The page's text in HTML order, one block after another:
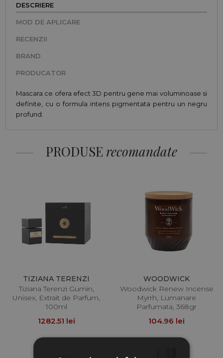
DESCRIERE
MOD DE APLICARE
RECENZII
BRAND
PRODUCATOR
Mascara ce ofera efect 3D pentru gene mai voluminoase si
definite, cu o formula intens pigmentata pentru un negru
profund.
PRODUSE recomandate
TIZIANA TERENZI
Tiziana Terenzi Gumin,
Unisex, Extrait de Parfum,
100ml
1282.51 lei
WOODWICK
Woodwick Renew Incense
Myrrh, Lumanare
Parfumata, 368gr
104.96 lei